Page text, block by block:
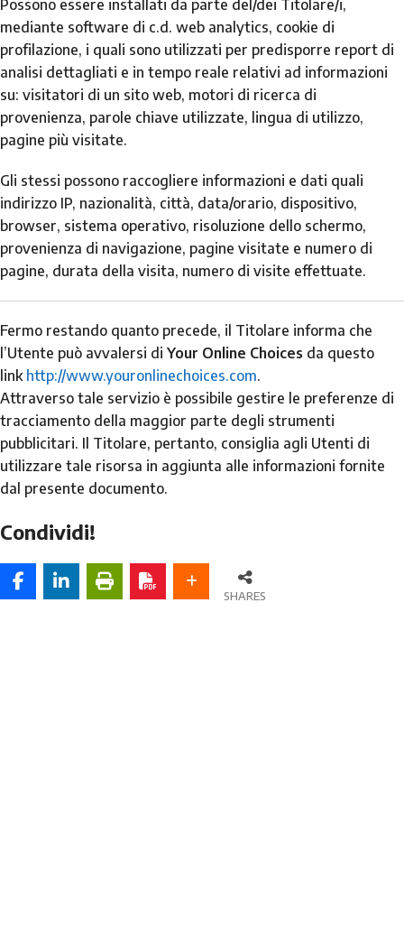
Possono essere installati da parte del/dei Titolare/i,
mediante software di c.d. web analytics, cookie di
profilazione, i quali sono utilizzati per predisporre report di
analisi dettagliati e in tempo reale relativi ad informazioni
su: visitatori di un sito web, motori di ricerca di
provenienza, parole chiave utilizzate, lingua di utilizzo,
pagine più visitate.
Gli stessi possono raccogliere informazioni e dati quali
indirizzo IP, nazionalità, città, data/orario, dispositivo,
browser, sistema operativo, risoluzione dello schermo,
provenienza di navigazione, pagine visitate e numero di
pagine, durata della visita, numero di visite effettuate.
Fermo restando quanto precede, il Titolare informa che
l’Utente può avvalersi di Your Online Choices da questo
link http://www.youronlinechoices.com.
Attraverso tale servizio è possibile gestire le preferenze di
tracciamento della maggior parte degli strumenti
pubblicitari. Il Titolare, pertanto, consiglia agli Utenti di
utilizzare tale risorsa in aggiunta alle informazioni fornite
dal presente documento.
Condividi!
SHARES